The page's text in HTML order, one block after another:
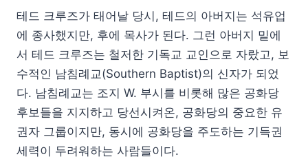
테드 크루즈가 태어날 당시, 테드의 아버지는 석유업
에 종사했지만, 후에 목사가 된다. 그런 아버지 밑에
서 테드 크루즈는 철저한 기독교 교인으로 자랐고, 보
수적인 남침례교(Southern Baptist)의 신자가 되었
다. 남침례교는 조지 W. 부시를 비롯해 많은 공화당
후보들을 지지하고 당선시켜온, 공화당의 중요한 유
권자 그룹이지만, 동시에 공화당을 주도하는 기득권
세력이 두려워하는 사람들이다.